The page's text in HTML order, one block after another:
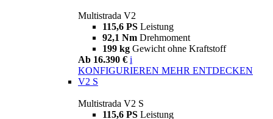
Multistrada V2
115,6 PS Leistung
92,1 Nm Drehmoment
199 kg Gewicht ohne Kraftstoff
Ab 16.390 € i
KONFIGURIEREN MEHR ENTDECKEN
V2 S
Multistrada V2 S
115,6 PS Leistung